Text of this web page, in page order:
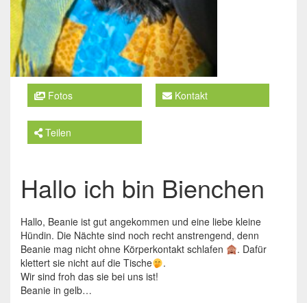
Fotos Kontakt
Teilen
Hallo ich bin Bienchen
Hallo, Beanie ist gut angekommen und eine liebe kleine
Hündin. Die Nächte sind noch recht anstrengend, denn
Beanie mag nicht ohne Körperkontakt schlafen
. Dafür
klettert sie nicht auf die Tische
.
Wir sind froh das sie bei uns ist!
Beanie in gelb…